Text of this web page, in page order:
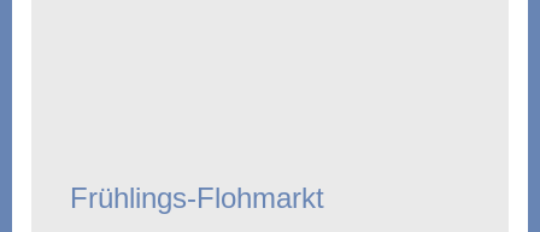
Frühlings-Flohmarkt